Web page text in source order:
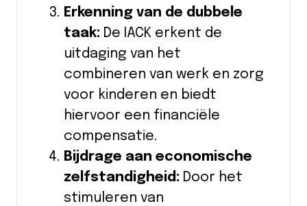
Erkenning van de dubbele
taak: De IACK erkent de
uitdaging van het
combineren van werk en zorg
voor kinderen en biedt
hiervoor een financiële
compensatie.
Bijdrage aan economische
zelfstandigheid: Door het
stimuleren van